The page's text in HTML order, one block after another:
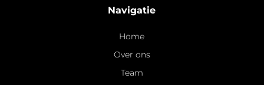
Navigatie
Home
Over ons
Team